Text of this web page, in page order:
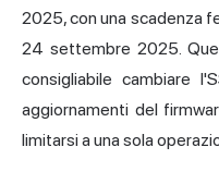
2025, con una scadenza
24 settembre 2025.
consigliabile cambiare
aggiornamenti del
limitarsi a una sola